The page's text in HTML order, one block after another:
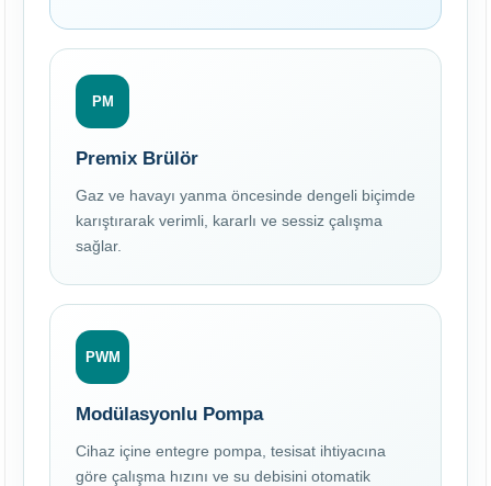
PM
Premix Brülör
Gaz ve havayı yanma öncesinde dengeli biçimde
karıştırarak verimli, kararlı ve sessiz çalışma
sağlar.
PWM
Modülasyonlu Pompa
Cihaz içine entegre pompa, tesisat ihtiyacına
göre çalışma hızını ve su debisini otomatik